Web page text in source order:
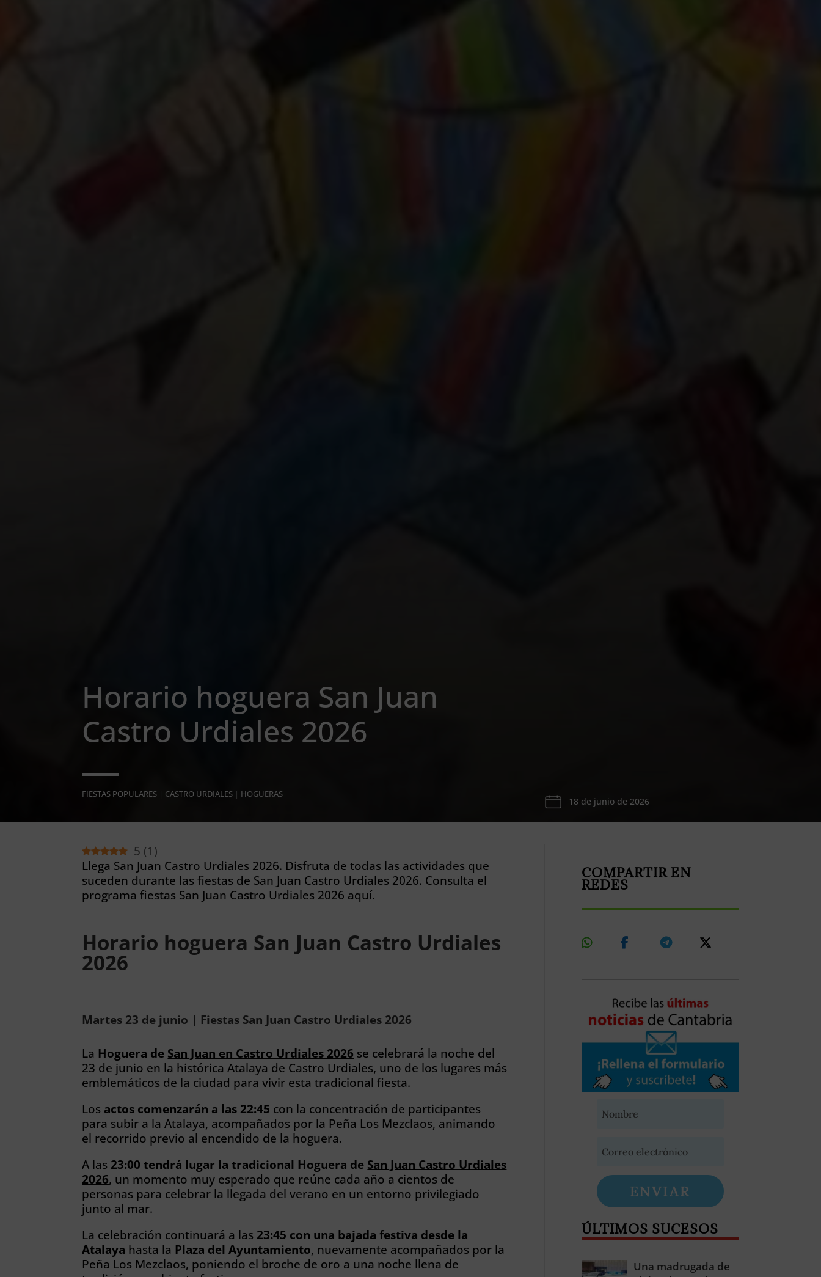
Horario hoguera San Juan
Castro Urdiales 2026
FIESTAS POPULARES | CASTRO URDIALES | HOGUERAS
18 de junio de 2026
5 (1)
Llega San Juan Castro Urdiales 2026. Disfruta de todas las actividades que
suceden durante las fiestas de San Juan Castro Urdiales 2026. Consulta el
programa fiestas San Juan Castro Urdiales 2026 aquí.
Horario hoguera San Juan Castro Urdiales
2026
Martes 23 de junio | Fiestas San Juan Castro Urdiales 2026
La Hoguera de San Juan en Castro Urdiales 2026 se celebrará la noche del
23 de junio en la histórica Atalaya de Castro Urdiales, uno de los lugares más
emblemáticos de la ciudad para vivir esta tradicional fiesta.
Los actos comenzarán a las 22:45 con la concentración de participantes
para subir a la Atalaya, acompañados por la Peña Los Mezclaos, animando
el recorrido previo al encendido de la hoguera.
A las 23:00 tendrá lugar la tradicional Hoguera de San Juan Castro Urdiales
2026, un momento muy esperado que reúne cada año a cientos de
personas para celebrar la llegada del verano en un entorno privilegiado
junto al mar.
La celebración continuará a las 23:45 con una bajada festiva desde la
Atalaya hasta la Plaza del Ayuntamiento, nuevamente acompañados por la
Peña Los Mezclaos, poniendo el broche de oro a una noche llena de
COMPARTIR EN
REDES
ENVIAR
ÚLTIMOS SUCESOS
Una madrugada de